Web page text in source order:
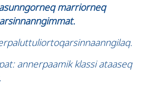
marriorneq
annerpaamik klassi ataaseq